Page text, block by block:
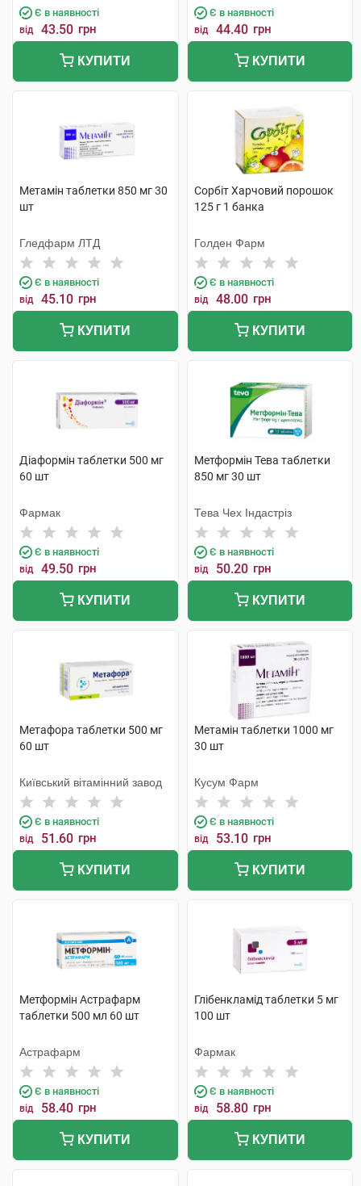
Є в наявності
від 43.50 грн
КУПИТИ
Є в наявності
від 44.40 грн
КУПИТИ
Метамін таблетки 850 мг 30
шт
Гледфарм ЛТД
Є в наявності
від 45.10 грн
КУПИТИ
Сорбіт Харчовий порошок
125 г 1 банка
Голден Фарм
Є в наявності
від 48.00 грн
КУПИТИ
Діаформін таблетки 500 мг
60 шт
Фармак
Є в наявності
від 49.50 грн
КУПИТИ
Метформін Тева таблетки
850 мг 30 шт
Тева Чех Індастріз
Є в наявності
від 50.20 грн
КУПИТИ
Метафора таблетки 500 мг
60 шт
Київський вітамінний завод
Є в наявності
від 51.60 грн
КУПИТИ
Метамін таблетки 1000 мг
30 шт
Кусум Фарм
Є в наявності
від 53.10 грн
КУПИТИ
Метформін Астрафарм
таблетки 500 мл 60 шт
Астрафарм
Є в наявності
від 58.40 грн
КУПИТИ
Глібенкламід таблетки 5 мг
100 шт
Фармак
Є в наявності
від 58.80 грн
КУПИТИ